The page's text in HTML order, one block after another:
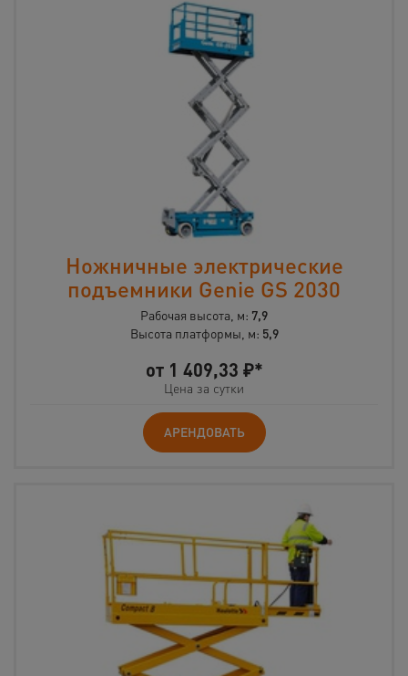
Ножничные электрические
подъемники Genie GS 2030
Рабочая высота, м: 7,9
Высота платформы, м: 5,9
от 1 409,33 ₽*
Цена за сутки
АРЕНДОВАТЬ